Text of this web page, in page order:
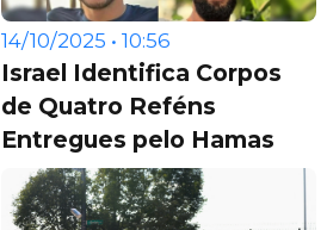
14/10/2025 • 10:56
Israel Identifica Corpos
de Quatro Reféns
Entregues pelo Hamas